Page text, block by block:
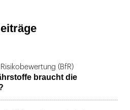
(BfR)
braucht die